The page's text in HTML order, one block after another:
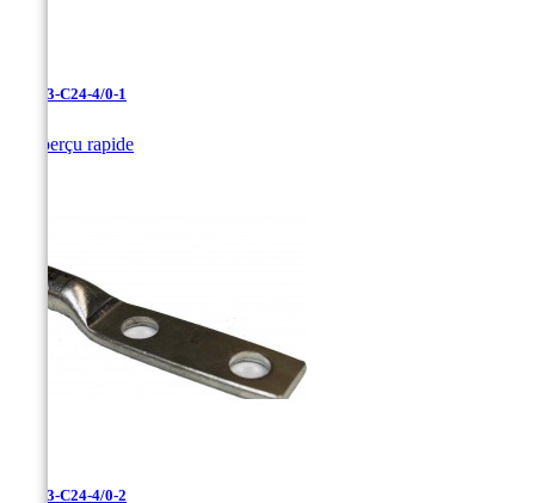
LAN-3-C24-4/0-1
Aperçu rapide
LAN-3-C24-4/0-2